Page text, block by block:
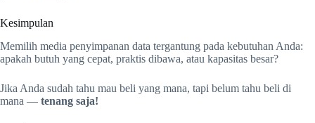
Kesimpulan
Memilih media penyimpanan data tergantung pada kebutuhan Anda:
apakah butuh yang cepat, praktis dibawa, atau kapasitas besar?
Jika Anda sudah tahu mau beli yang mana, tapi belum tahu beli di
mana — tenang saja!